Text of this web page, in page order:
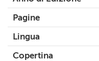
Pagine
Lingua
Copertina